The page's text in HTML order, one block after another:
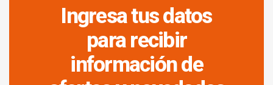
Ingresa tus datos
para recibir
información de